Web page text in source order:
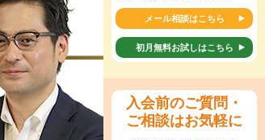
メール相談はこちら
初月無料お試しはこちら
入会前のご質問・
ご相談はお気軽に